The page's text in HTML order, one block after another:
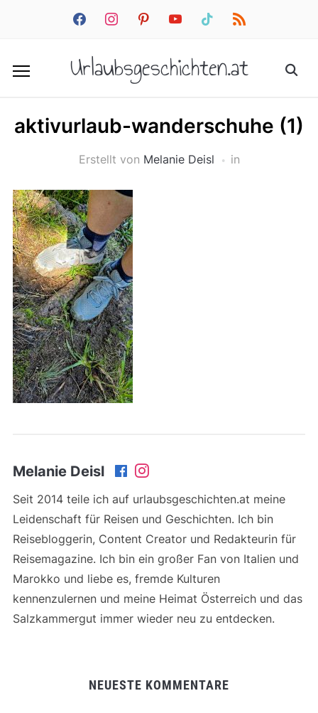
facebookinstagrampinterestyoutube tiktok rss
Urlaubsgeschichten.at
aktivurlaub-wanderschuhe (1)
Erstellt von Melanie Deisl in
Melanie Deisl
Seit 2014 teile ich auf urlaubsgeschichten.at meine
Leidenschaft für Reisen und Geschichten. Ich bin
Reisebloggerin, Content Creator und Redakteurin für
Reisemagazine. Ich bin ein großer Fan von Italien und
Marokko und liebe es, fremde Kulturen
kennenzulernen und meine Heimat Österreich und das
Salzkammergut immer wieder neu zu entdecken.
NEUESTE KOMMENTARE